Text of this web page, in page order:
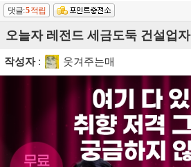
댓글:5적립
오늘자 레전드 세금도둑 건설업자
작성자: 웃겨주는매